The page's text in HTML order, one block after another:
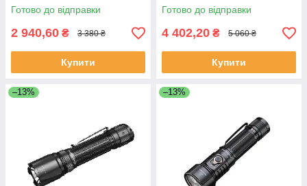
Готово до відправки
2 940,60 ₴ 3 380 ₴
Купити
Готово до відправки
4 402,20 ₴ 5 060 ₴
Купити
–13% –13%